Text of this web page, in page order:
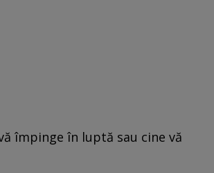
împinge în luptă sau cine vă